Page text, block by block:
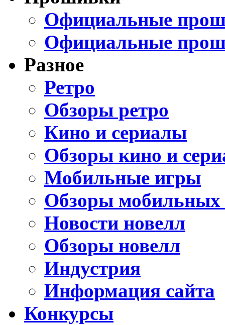
Официальные
Официальные
Разное
Ретро
Обзоры ретро
Кино и сериалы
Обзоры кино и
Мобильные игры
Обзоры мобильных
Новости новелл
Обзоры новелл
Индустрия
Информация сайта
Конкурсы